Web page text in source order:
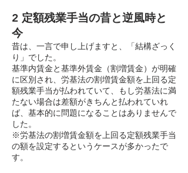
2 定額残業手当の昔と逆風時と
今
昔は、一言で申し上げますと、「結構ざっく
り」でした。
基準内賃金と基準外賃金（割増賃金）が明確
に区別され、労基法の割増賃金額を上回る定
額残業手当が払われていて、もし労基法に満
たない場合は差額がきちんと払われていれ
ば、基本的に問題になることはありませんで
した。
※労基法の割増賃金額を上回る定額残業手当
の額を設定するというケースが多かったで
す。